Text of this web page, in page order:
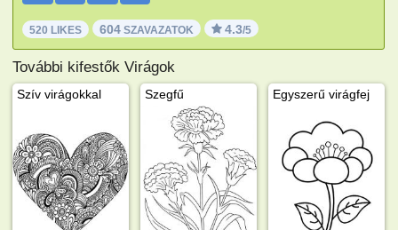
520 LIKES 604 SZAVAZATOK 4.3/5
További kifestők Virágok
Szív virágokkal Szegfű Egyszerű virágfej